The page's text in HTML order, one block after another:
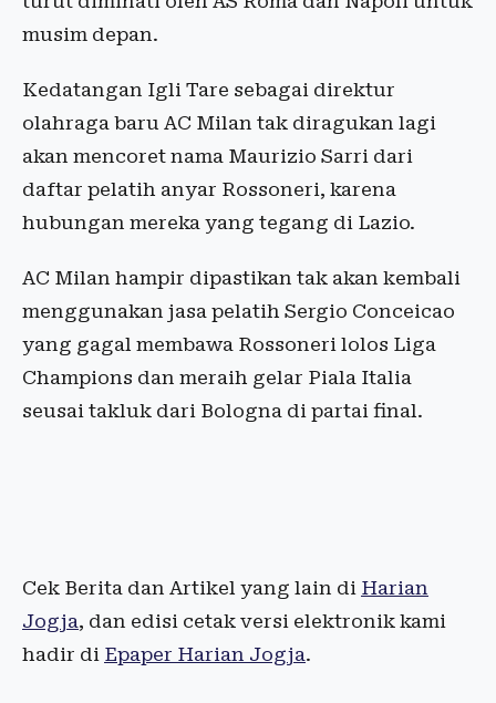
musim depan.
Kedatangan Igli Tare sebagai direktur
olahraga baru AC Milan tak diragukan lagi
akan mencoret nama Maurizio Sarri dari
daftar pelatih anyar Rossoneri, karena
hubungan mereka yang tegang di Lazio.
AC Milan hampir dipastikan tak akan kembali
menggunakan jasa pelatih Sergio Conceicao
yang gagal membawa Rossoneri lolos Liga
Champions dan meraih gelar Piala Italia
seusai takluk dari Bologna di partai final.
Cek Berita dan Artikel yang lain di Harian
Jogja, dan edisi cetak versi elektronik kami
hadir di Epaper Harian Jogja.